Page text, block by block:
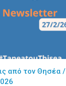
από τον Θησέα /